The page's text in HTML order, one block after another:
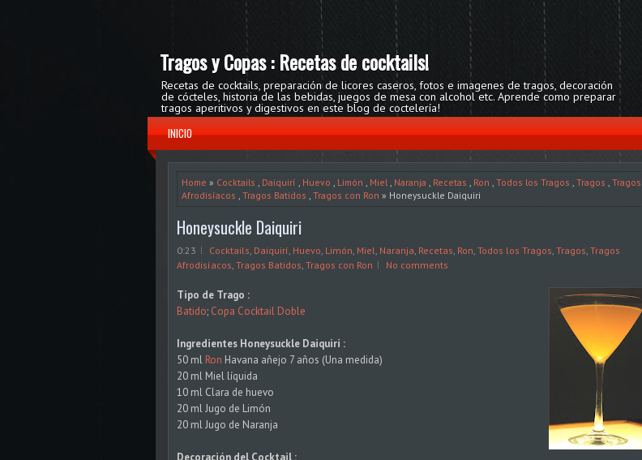
Tragos y Copas : Recetas de cocktails!
Recetas de cocktails, preparación de licores caseros, fotos e imagenes de tragos, decoración
de cócteles, historia de las bebidas, juegos de mesa con alcohol etc. Aprende como preparar
tragos aperitivos y digestivos en este blog de coctelería!
INICIO
Home » Cocktails , Daiquirí , Huevo , Limón , Miel, Naranja , Recetas , Ron , Todos los Tragos , Tragos , Tragos
Afrodisíacos , Tragos Batidos , Tragos con Ron » Honeysuckle Daiquiri
Honeysuckle Daiquiri
0:23 Cocktails, Daiquirí, Huevo, Limón, Miel, Naranja, Recetas, Ron, Todos los Tragos, Tragos, Tragos
Afrodisíacos, Tragos Batidos, Tragos con Ron No comments
Tipo de Trago :
Batido; Copa Cocktail Doble
Ingredientes Honeysuckle Daiquiri :
50 ml Ron Havana añejo 7 años (Una medida)
20 ml Miel líquida
10 ml Clara de huevo
20 ml Jugo de Limón
20 ml Jugo de Naranja
Decoración del Cocktail :